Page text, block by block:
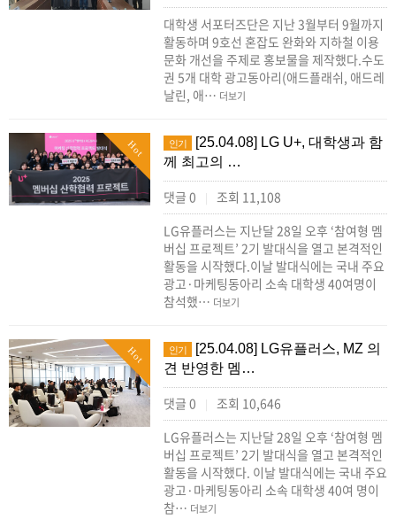
대학생 서포터즈단은 지난 3월부터 9월까지
활동하며 9호선 혼잡도 완화와 지하철 이용
문화 개선을 주제로 홍보물을 제작했다.수도
권 5개 대학 광고동아리(애드플래쉬, 애드레
날린, 애… 더보기
Hot 인기
[25.04.08] LG U+, 대학생과 함
께 최고의 …
댓글 0 |
조회 11,108
LG유플러스는 지난달 28일 오후 ‘참여형 멤
버십 프로젝트’ 2기 발대식을 열고 본격적인
활동을 시작했다.이날 발대식에는 국내 주요
광고·마케팅동아리 소속 대학생 40여명이
참석했… 더보기
Hot 인기
[25.04.08] LG유플러스, MZ 의
견 반영한 멤…
댓글 0 |
조회 10,646
LG유플러스는 지난달 28일 오후 ‘참여형 멤
버십 프로젝트’ 2기 발대식을 열고 본격적인
활동을 시작했다. 이날 발대식에는 국내 주요
광고·마케팅동아리 소속 대학생 40여 명이
참… 더보기